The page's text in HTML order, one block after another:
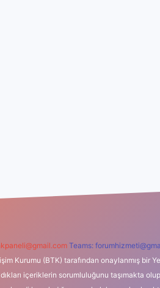
Teams:
Kurumu (BTK) tarafından onaylanmış
içeriklerin sorumluluğunu taşımakta